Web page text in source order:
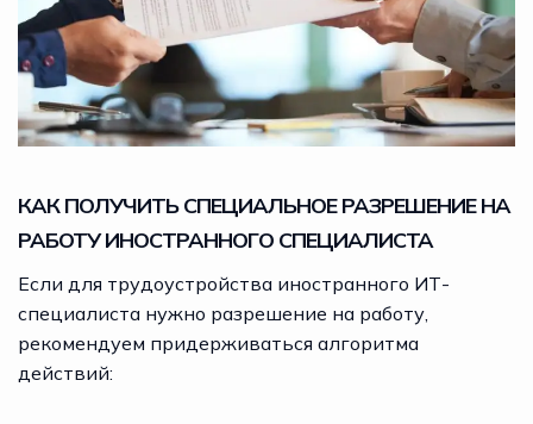
КАК ПОЛУЧИТЬ СПЕЦИАЛЬНОЕ РАЗРЕШЕНИЕ НА
РАБОТУ ИНОСТРАННОГО СПЕЦИАЛИСТА
Если для трудоустройства иностранного ИТ-
специалиста нужно разрешение на работу,
рекомендуем придерживаться алгоритма
действий: